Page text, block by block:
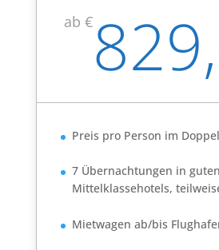
ab €
Preis pro Person im
7 Übernachtungen in guten
Mittelklassehotels,
Mietwagen ab/bis